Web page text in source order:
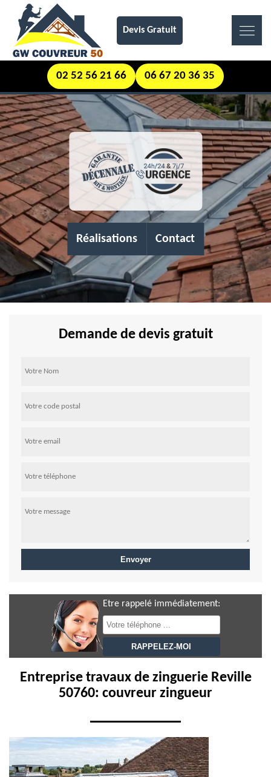
Devis Gratuit
02 52 56 21 66 06 67 20 36 35
Réalisations Contact
Demande de devis gratuit
Etre rappelé immédiatement:
Entreprise travaux de zinguerie Reville
50760: couvreur zingueur